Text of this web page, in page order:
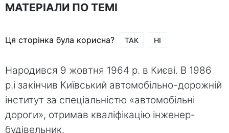
МАТЕРІАЛИ ПО ТЕМІ
Ця сторінка була корисна? ТАК НІ
Народився 9 жовтня 1964 р. в Києві. В 1986
р.і закінчив Київський автомобільно-дорожній
інститут за спеціальністю «автомобільні
дороги», отримав кваліфікацію інженер-
будівельник.